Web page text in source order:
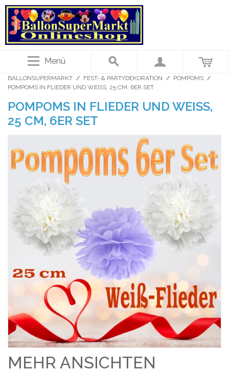
Menü
BALLONSUPERMARKT / FEST- & PARTYDEKORATION / POMPOMS /
POMPOMS IN FLIEDER UND WEISS, 25 CM, 6ER SET
POMPOMS IN FLIEDER UND WEISS, 2
5 CM, 6ER SET
MEHR ANSICHTEN